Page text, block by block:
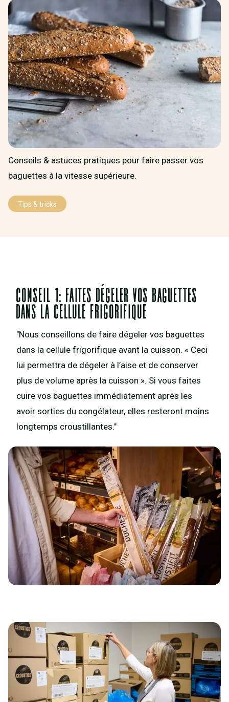
Conseils & astuces pratiques pour faire passer vos
baguettes à la vitesse supérieure.
Tips & tricks
Conseil 1: Faites dégeler vos baguettes
dans la cellule frigorifique
"Nous conseillons de faire dégeler vos baguettes
dans la cellule frigorifique avant la cuisson. « Ceci
lui permettra de dégeler à l’aise et de conserver
plus de volume après la cuisson ». Si vous faites
cuire vos baguettes immédiatement après les
avoir sorties du congélateur, elles resteront moins
longtemps croustillantes."